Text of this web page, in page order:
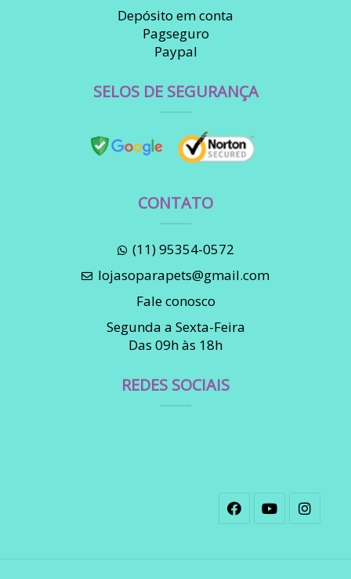
Depósito em conta
Pagseguro
Paypal
SELOS DE SEGURANÇA
CONTATO
(11) 95354-0572
lojasoparapets@gmail.com
Fale conosco
Segunda a Sexta-Feira
Das 09h às 18h
REDES SOCIAIS